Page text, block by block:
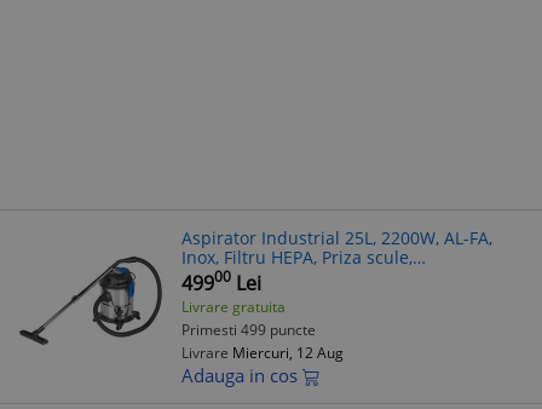
Aspirator Industrial 25L, 2200W, AL-FA,
Inox, Filtru HEPA, Priza scule,
Umded/Uscat, Profesional
49900 Lei
Livrare gratuita
Primesti 499 puncte
Livrare Miercuri, 12 Aug
Adauga in cos